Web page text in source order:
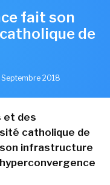
fait son
de
Septembre 2018
et des
catholique de
infrastructure